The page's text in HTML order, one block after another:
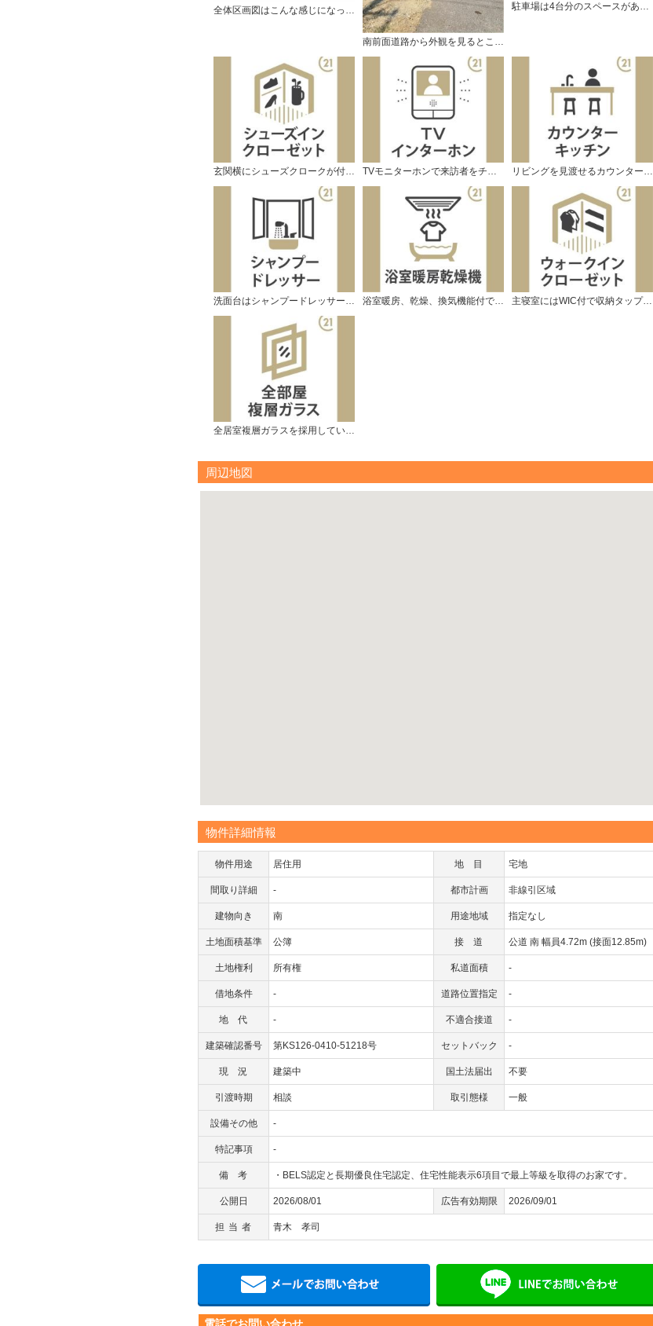
全体区画図はこんな感じになっています。
南前面道路から外観を見るとこんな感じ。
駐車場は4台分のスペースがあります。
玄関横にシューズクロークが付いています。 TVモニターホンで来訪者をチェック。 リビングを見渡せるカウンターキッチン。
洗面台はシャンプードレッサー仕様です。 浴室暖房、乾燥、換気機能付で快適です♪ 主寝室にはWIC付で収納タップリです。
全居室複層ガラスを採用しています。
周辺地図
物件詳細情報
物件用途 居住用 地目 宅地
間取り詳細 - 都市計画 非線引区域
建物向き 南 用途地域 指定なし
土地面積基準 公簿 接道 公道 南 幅員4.72m (接面12.85m)
土地権利 所有権 私道面積 -
借地条件 - 道路位置指定 -
地代 - 不適合接道 -
建築確認番号 第KS126-0410-51218号 セットバック -
現況 建築中 国土法届出 不要
引渡時期 相談 取引態様 一般
設備その他 -
特記事項 -
備考 ・BELS認定と長期優良住宅認定、住宅性能表示6項目で最上等級を取得のお家です。
公開日 2026/08/01 広告有効期限 2026/09/01
担当者 青木 孝司
メールでお問い合わせ